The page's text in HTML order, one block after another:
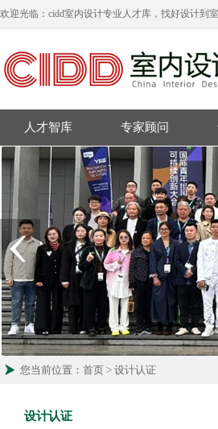
欢迎光临：cidd室内设计专业人才库，找好设计到
人才智库 专家顾问
您当前位置：首页 > 设计认证
设计认证